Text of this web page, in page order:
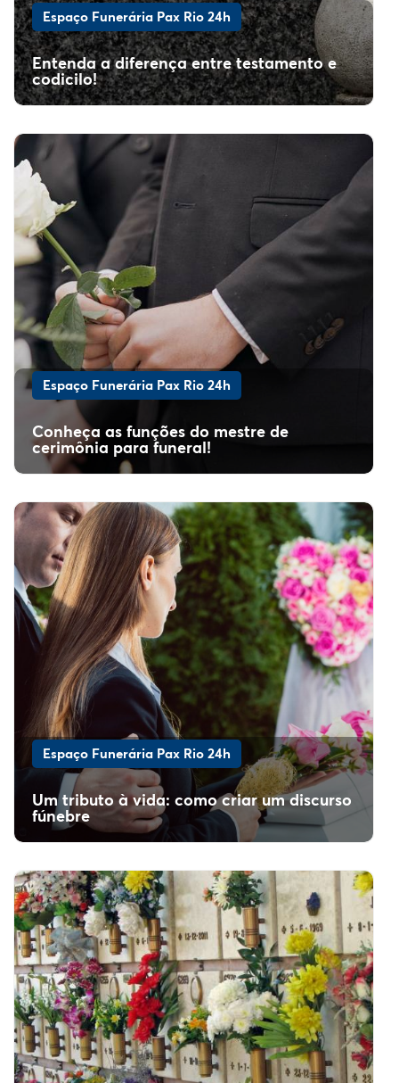
Espaço Funerária Pax Rio 24h
Entenda a diferença entre testamento e
codicilo!
Espaço Funerária Pax Rio 24h
Conheça as funções do mestre de
cerimônia para funeral!
Espaço Funerária Pax Rio 24h
Um tributo à vida: como criar um discurso
fúnebre